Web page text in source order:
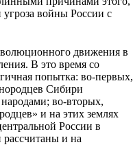
войны России с
движения в
В это время со
попытка: во-первых,
Сибири
во-вторых,
и на этих землях
России в
и на